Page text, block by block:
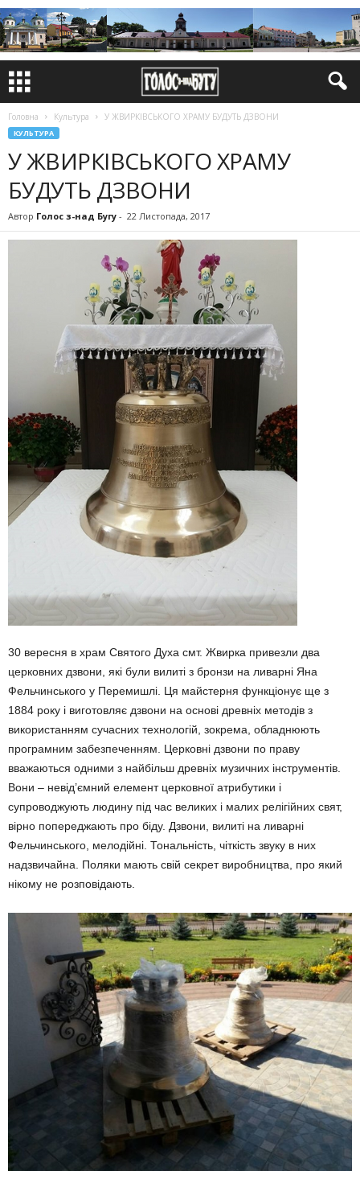
Головна Культура У ЖВИРКІВСЬКОГО ХРАМУ БУДУТЬ ДЗВОНИ
КУЛЬТУРА
У ЖВИРКІВСЬКОГО ХРАМУ
БУДУТЬ ДЗВОНИ
Автор Голос з-над Бугу - 22 Листопада, 2017
30 вересня в храм Святого Духа смт. Жвирка привезли два
церковних дзвони, які були вилиті з бронзи на ливарні Яна
Фельчинського у Перемишлі. Ця майстерня функціонує ще з
1884 року і виготовляє дзвони на основі древніх методів з
використанням сучасних технологій, зокрема, обладнюють
програмним забезпеченням. Церковні дзвони по праву
вважаються одними з найбільш древніх музичних інструментів.
Вони – невід’ємний елемент церковної атрибутики і
супроводжують людину під час великих і малих релігійних свят,
вірно попереджають про біду. Дзвони, вилиті на ливарні
Фельчинського, мелодійні. Тональність, чіткість звуку в них
надзвичайна. Поляки мають свій секрет виробництва, про який
нікому не розповідають.